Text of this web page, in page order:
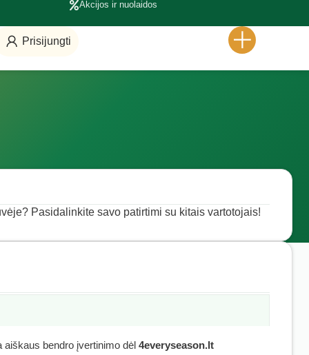
Akcijos ir nuolaidos
Prisijungti
Pasidalinkite savo patirtimi su kitais vartotojais!
aiškaus bendro įvertinimo dėl 4everyseason.lt